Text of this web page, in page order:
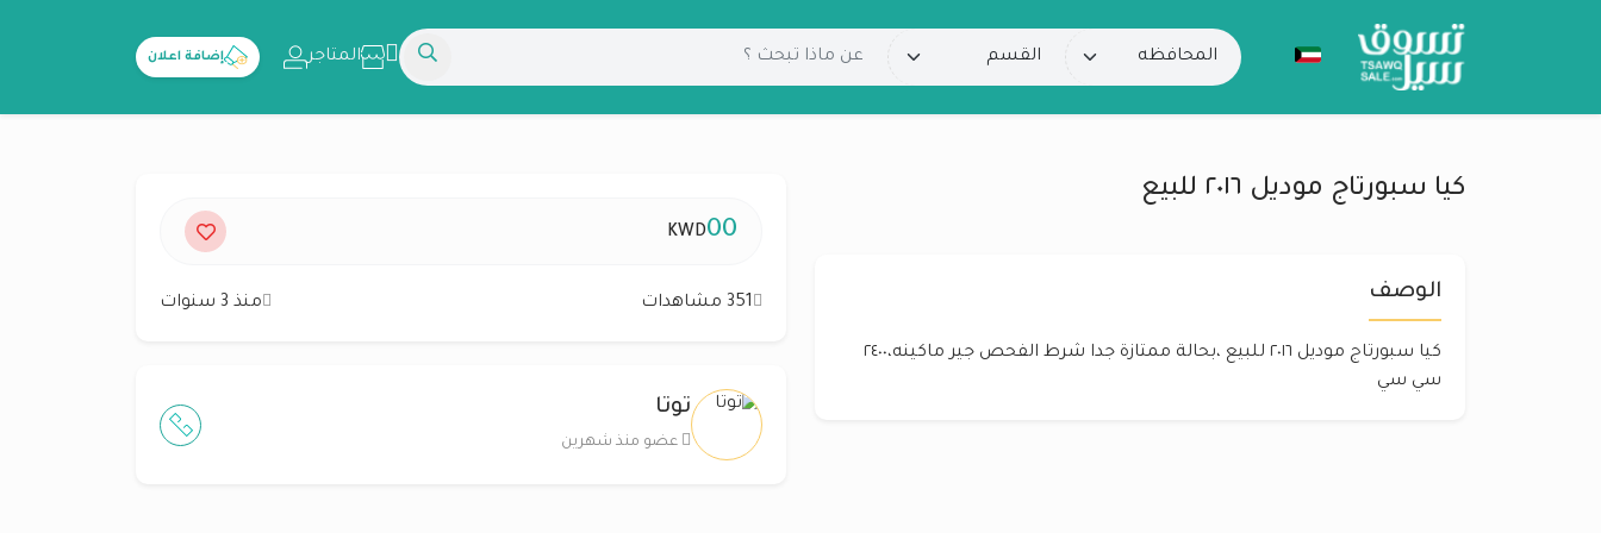
المتاجر إضافة اعلان
كيا سبورتاج موديل ٢٠١٦ للبيع
الوصف
كيا سبورتاج موديل ٢٠١٦ للبيع ،بحالة ممتازة جدا شرط الفحص جير ماكينه،٢٤٠٠
سي سي
00
KWD
351 مشاهدات منذ 3 سنوات
توتا
عضو منذ شهرين